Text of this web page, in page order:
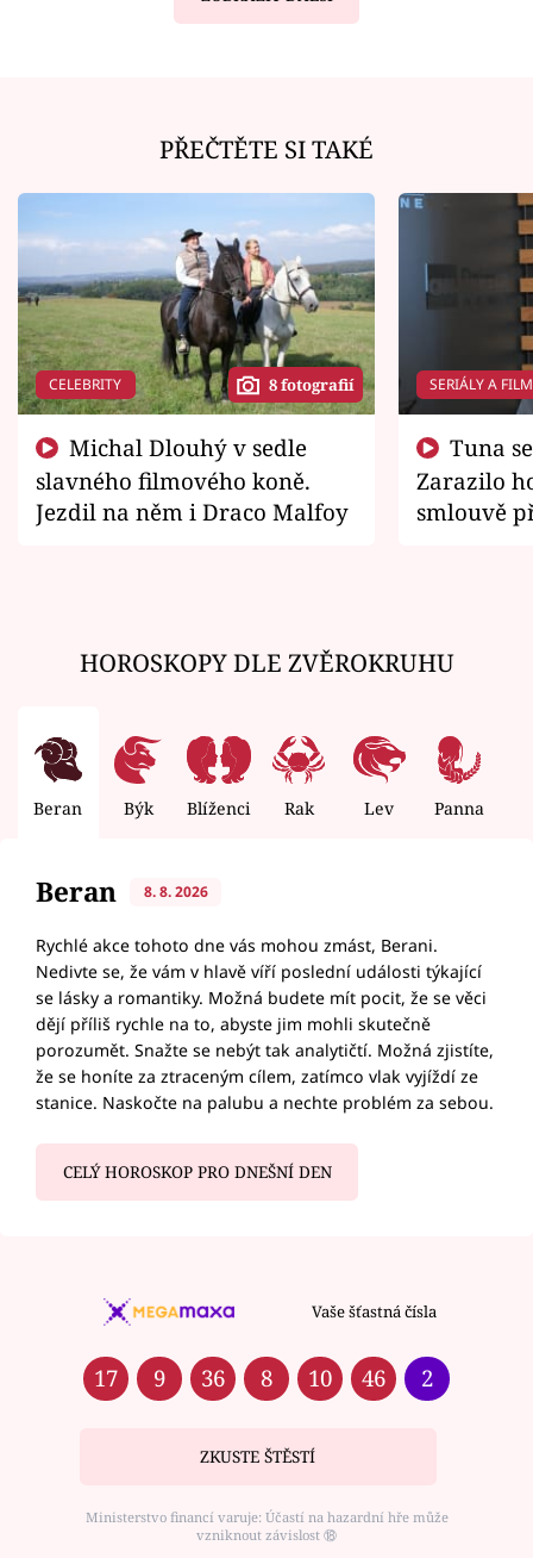
PŘEČTĚTE SI TAKÉ
CELEBRITY 8 fotografií
slavného filmového koně.
Jezdil na něm i Draco Malfoy
SERIÁLY A
Zarazilo
smlouvě
HOROSKOPY DLE ZVĚROKRUHU
Beran Býk Blíženci Rak Lev Panna
Beran 8. 8. 2026
Rychlé akce tohoto dne vás mohou zmást, Berani.
Nedivte se, že vám v hlavě víří poslední události týkající
se lásky a romantiky. Možná budete mít pocit, že se věci
dějí příliš rychle na to, abyste jim mohli skutečně
porozumět. Snažte se nebýt tak analytičtí. Možná zjistíte,
že se honíte za ztraceným cílem, zatímco vlak vyjíždí ze
stanice. Naskočte na palubu a nechte problém za sebou.
CELÝ HOROSKOP PRO DNEŠNÍ DEN
Vaše šťastná čísla
17 9 36 8 10 46 2
ZKUSTE ŠTĚSTÍ
Ministerstvo financí varuje: Účastí na hazardní hře může
vzniknout závislost ⑱